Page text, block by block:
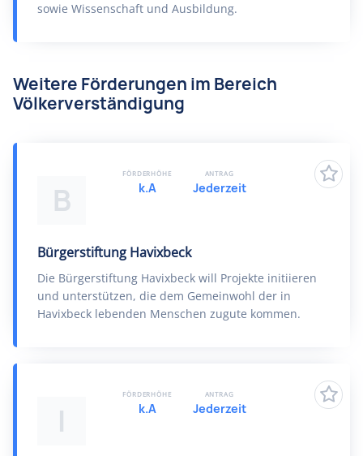
sowie Wissenschaft und Ausbildung.
Weitere Förderungen im Bereich
Völkerverständigung
B
Bürgerstiftung Havixbeck
Die Bürgerstiftung Havixbeck will Projekte initiieren
und unterstützen, die dem Gemeinwohl der in
Havixbeck lebenden Menschen zugute kommen.
FÖRDERHÖHE
k.A
ANTRAG
Jederzeit
I
FÖRDERHÖHE
k.A
ANTRAG
Jederzeit